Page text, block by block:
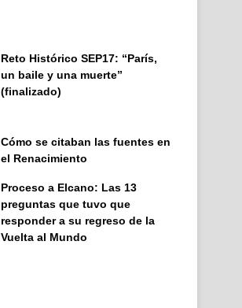
Reto Histórico SEP17: “París,
un baile y una muerte”
(finalizado)
Cómo se citaban las fuentes en
el Renacimiento
Proceso a Elcano: Las 13
preguntas que tuvo que
responder a su regreso de la
Vuelta al Mundo